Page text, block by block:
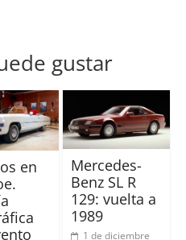
gustar
en
Mercedes-
Benz SL R
129: vuelta a
1989
1 de diciembre